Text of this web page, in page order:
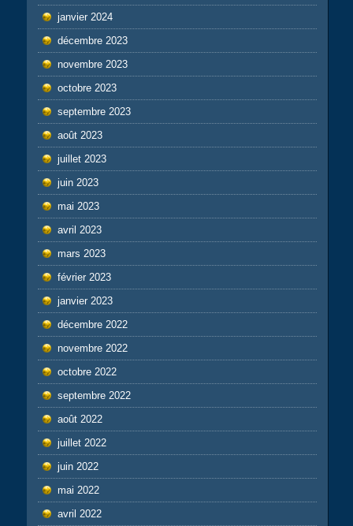
janvier 2024
décembre 2023
novembre 2023
octobre 2023
septembre 2023
août 2023
juillet 2023
juin 2023
mai 2023
avril 2023
mars 2023
février 2023
janvier 2023
décembre 2022
novembre 2022
octobre 2022
septembre 2022
août 2022
juillet 2022
juin 2022
mai 2022
avril 2022